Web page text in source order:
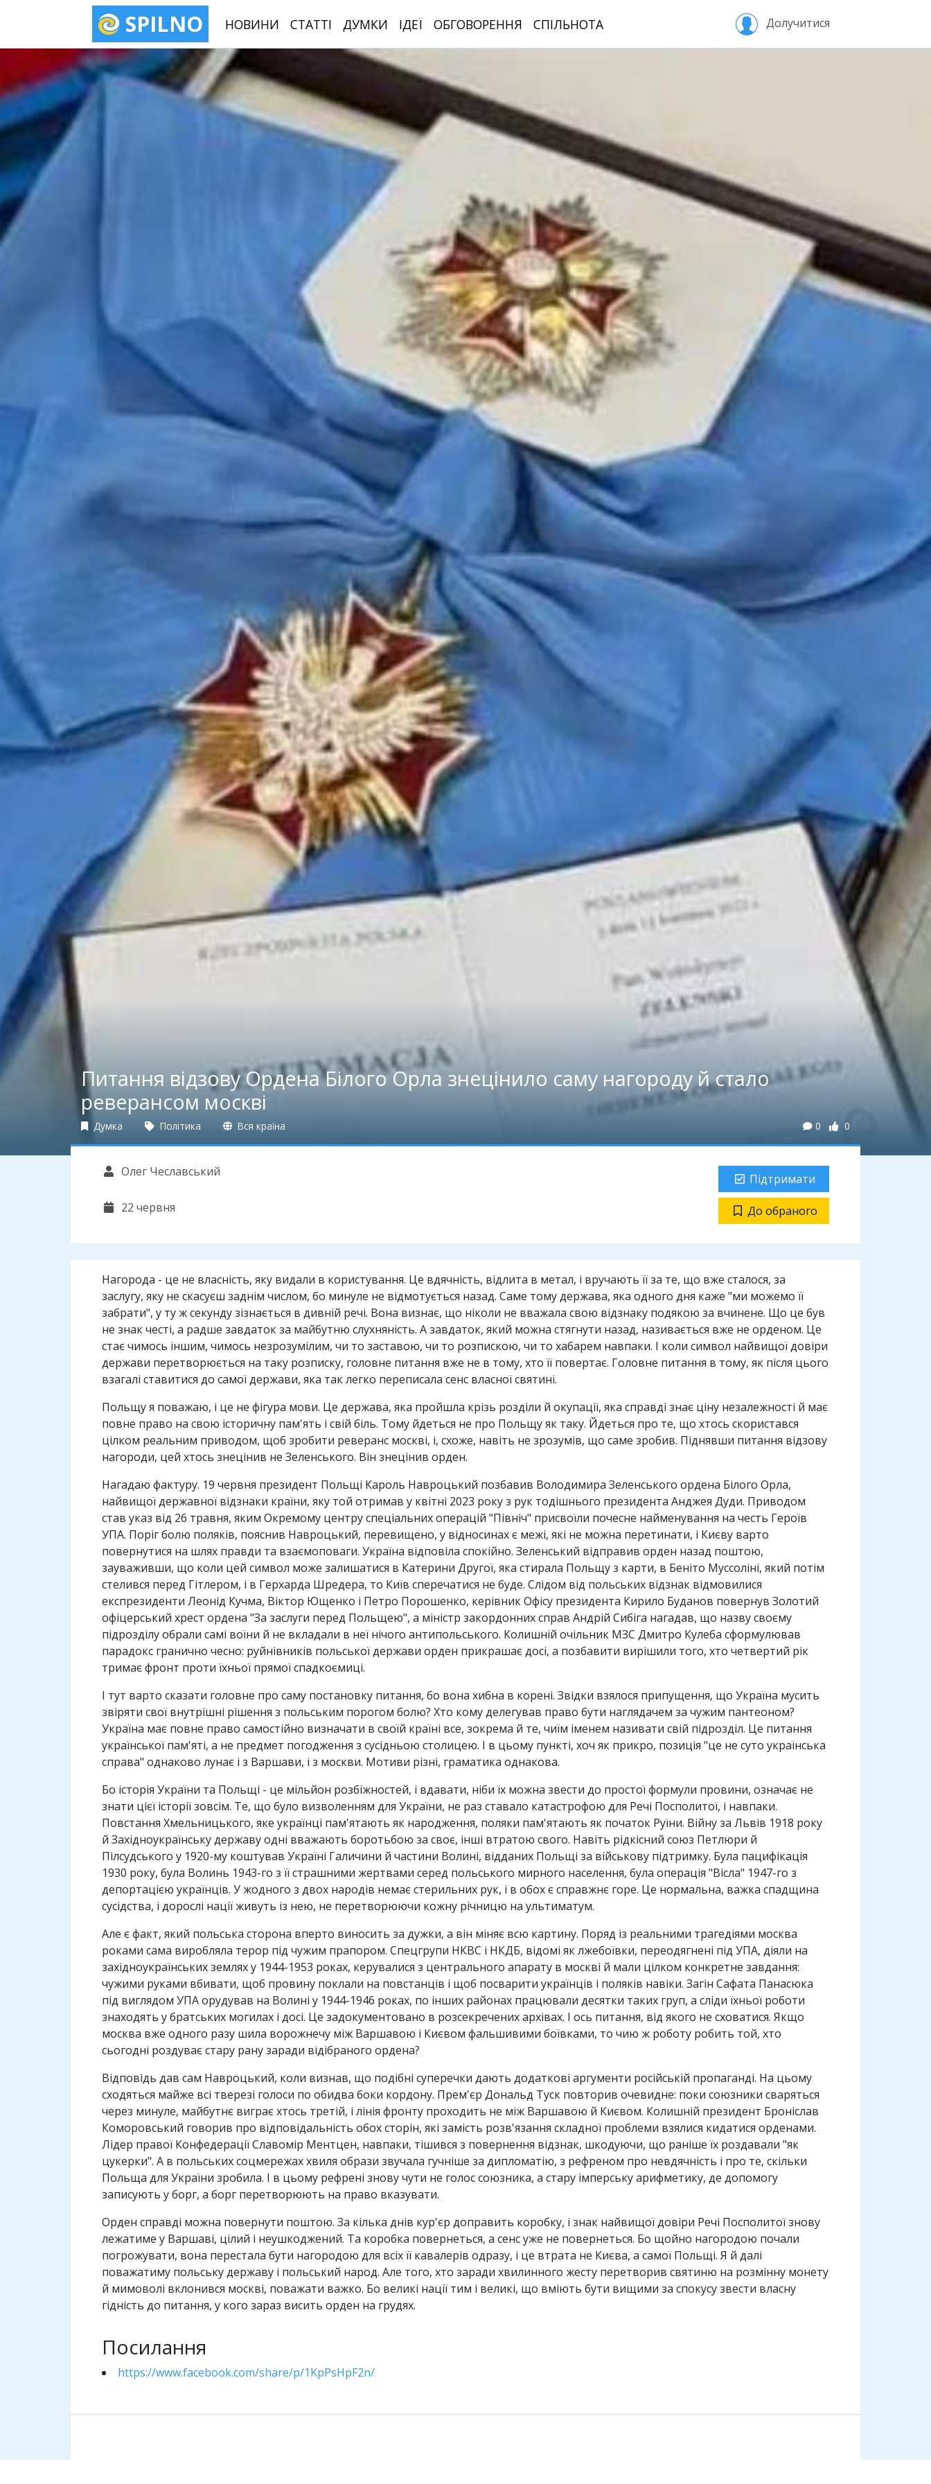
SPILNO НОВИНИ СТАТТІ ДУМКИ ІДЕЇ ОБГОВОРЕННЯ СПІЛЬНОТА Долучитися
Питання відзову Ордена Білого Орла знецінило саму нагороду й стало
реверансом москві
Думка Політика Вся країна 0 0
Олег Чеславський
22 червня
Підтримати
До обраного
Нагорода - це не власність, яку видали в користування. Це вдячність, відлита в метал, і вручають її за те, що вже сталося, за
заслугу, яку не скасуєш заднім числом, бо минуле не відмотується назад. Саме тому держава, яка одного дня каже "ми можемо її
забрати", у ту ж секунду зізнається в дивній речі. Вона визнає, що ніколи не вважала свою відзнаку подякою за вчинене. Що це був
не знак честі, а радше завдаток за майбутню слухняність. А завдаток, який можна стягнути назад, називається вже не орденом. Це
стає чимось іншим, чимось незрозумілим, чи то заставою, чи то розпискою, чи то хабарем навпаки. І коли символ найвищої довіри
держави перетворюється на таку розписку, головне питання вже не в тому, хто її повертає. Головне питання в тому, як після цього
взагалі ставитися до самої держави, яка так легко переписала сенс власної святині.
Польщу я поважаю, і це не фігура мови. Це держава, яка пройшла крізь розділи й окупації, яка справді знає ціну незалежності й має
повне право на свою історичну пам'ять і свій біль. Тому йдеться не про Польщу як таку. Йдеться про те, що хтось скористався
цілком реальним приводом, щоб зробити реверанс москві, і, схоже, навіть не зрозумів, що саме зробив. Піднявши питання відзову
нагороди, цей хтось знецінив не Зеленського. Він знецінив орден.
Нагадаю фактуру. 19 червня президент Польщі Кароль Навроцький позбавив Володимира Зеленського ордена Білого Орла,
найвищої державної відзнаки країни, яку той отримав у квітні 2023 року з рук тодішнього президента Анджея Дуди. Приводом
став указ від 26 травня, яким Окремому центру спеціальних операцій "Північ" присвоїли почесне найменування на честь Героїв
УПА. Поріг болю поляків, пояснив Навроцький, перевищено, у відносинах є межі, які не можна перетинати, і Києву варто
повернутися на шлях правди та взаємоповаги. Україна відповіла спокійно. Зеленський відправив орден назад поштою,
зауваживши, що коли цей символ може залишатися в Катерини Другої, яка стирала Польщу з карти, в Беніто Муссоліні, який потім
стелився перед Гітлером, і в Герхарда Шредера, то Київ сперечатися не буде. Слідом від польських відзнак відмовилися
експрезиденти Леонід Кучма, Віктор Ющенко і Петро Порошенко, керівник Офісу президента Кирило Буданов повернув Золотий
офіцерський хрест ордена "За заслуги перед Польщею", а міністр закордонних справ Андрій Сибіга нагадав, що назву своєму
підрозділу обрали самі воїни й не вкладали в неї нічого антипольського. Колишній очільник МЗС Дмитро Кулеба сформулював
парадокс гранично чесно: руйнівників польської держави орден прикрашає досі, а позбавити вирішили того, хто четвертий рік
тримає фронт проти їхньої прямої спадкоємиці.
І тут варто сказати головне про саму постановку питання, бо вона хибна в корені. Звідки взялося припущення, що Україна мусить
звіряти свої внутрішні рішення з польським порогом болю? Хто кому делегував право бути наглядачем за чужим пантеоном?
Україна має повне право самостійно визначати в своїй країні все, зокрема й те, чиїм іменем називати свій підрозділ. Це питання
української пам'яті, а не предмет погодження з сусідньою столицею. І в цьому пункті, хоч як прикро, позиція "це не суто українська
справа" однаково лунає і з Варшави, і з москви. Мотиви різні, граматика однакова.
Бо історія України та Польщі - це мільйон розбіжностей, і вдавати, ніби їх можна звести до простої формули провини, означає не
знати цієї історії зовсім. Те, що було визволенням для України, не раз ставало катастрофою для Речі Посполитої, і навпаки.
Повстання Хмельницького, яке українці пам'ятають як народження, поляки пам'ятають як початок Руїни. Війну за Львів 1918 року
й Західноукраїнську державу одні вважають боротьбою за своє, інші втратою свого. Навіть рідкісний союз Петлюри й
Пілсудського у 1920-му коштував Україні Галичини й частини Волині, відданих Польщі за військову підтримку. Була пацифікація
1930 року, була Волинь 1943-го з її страшними жертвами серед польського мирного населення, була операція "Вісла" 1947-го з
депортацією українців. У жодного з двох народів немає стерильних рук, і в обох є справжнє горе. Це нормальна, важка спадщина
сусідства, і дорослі нації живуть із нею, не перетворюючи кожну річницю на ультиматум.
Але є факт, який польська сторона вперто виносить за дужки, а він міняє всю картину. Поряд із реальними трагедіями москва
роками сама виробляла терор під чужим прапором. Спецгрупи НКВС і НКДБ, відомі як лжебоївки, переодягнені під УПА, діяли на
західноукраїнських землях у 1944-1953 роках, керувалися з центрального апарату в москві й мали цілком конкретне завдання:
чужими руками вбивати, щоб провину поклали на повстанців і щоб посварити українців і поляків навіки. Загін Сафата Панасюка
під виглядом УПА орудував на Волині у 1944-1946 роках, по інших районах працювали десятки таких груп, а сліди їхньої роботи
знаходять у братських могилах і досі. Це задокументовано в розсекречених архівах. І ось питання, від якого не сховатися. Якщо
москва вже одного разу шила ворожнечу між Варшавою і Києвом фальшивими боївками, то чию ж роботу робить той, хто
сьогодні роздуває стару рану заради відібраного ордена?
Відповідь дав сам Навроцький, коли визнав, що подібні суперечки дають додаткові аргументи російській пропаганді. На цьому
сходяться майже всі тверезі голоси по обидва боки кордону. Прем'єр Дональд Туск повторив очевидне: поки союзники сваряться
через минуле, майбутнє виграє хтось третій, і лінія фронту проходить не між Варшавою й Києвом. Колишній президент Броніслав
Коморовський говорив про відповідальність обох сторін, які замість розв'язання складної проблеми взялися кидатися орденами.
Лідер правої Конфедерації Славомір Ментцен, навпаки, тішився з повернення відзнак, шкодуючи, що раніше їх роздавали "як
цукерки". А в польських соцмережах хвиля образи звучала гучніше за дипломатію, з рефреном про невдячність і про те, скільки
Польща для України зробила. І в цьому рефрені знову чути не голос союзника, а стару імперську арифметику, де допомогу
записують у борг, а борг перетворюють на право вказувати.
Орден справді можна повернути поштою. За кілька днів кур'єр доправить коробку, і знак найвищої довіри Речі Посполитої знову
лежатиме у Варшаві, цілий і неушкоджений. Та коробка повернеться, а сенс уже не повернеться. Бо щойно нагородою почали
погрожувати, вона перестала бути нагородою для всіх її кавалерів одразу, і це втрата не Києва, а самої Польщі. Я й далі
поважатиму польську державу і польський народ. Але того, хто заради хвилинного жесту перетворив святиню на розмінну монету
й мимоволі вклонився москві, поважати важко. Бо великі нації тим і великі, що вміють бути вищими за спокусу звести власну
гідність до питання, у кого зараз висить орден на грудях.
Посилання
https://www.facebook.com/share/p/1KpPsHpF2n/